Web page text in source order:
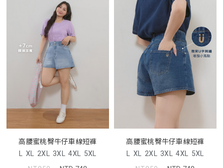
高腰蜜桃臀牛仔車線短褲
L XL 2XL 3XL 4XL 5XL
高腰蜜桃臀牛仔車線短褲
L XL 2XL 3XL 4XL 5XL